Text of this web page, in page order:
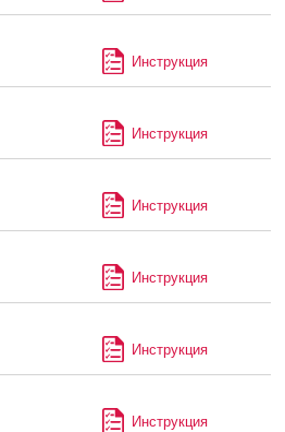
Инструкция
Инструкция
Инструкция
Инструкция
Инструкция
Инструкция